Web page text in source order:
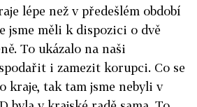
lépe než v předešlém období
jsme měli k dispozici o dvě
To ukázalo na naši
i zamezit korupci. Co se
kraje, tak tam jsme nebyli v